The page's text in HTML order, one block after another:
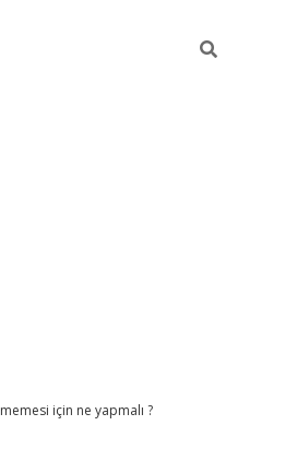
için ne yapmalı ?